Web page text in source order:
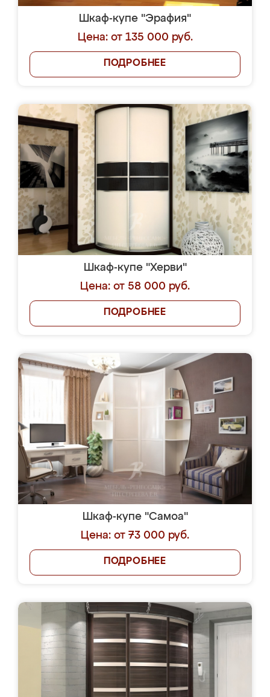
Шкаф-купе "Эрафия"
Цена: от 135 000 руб.
ПОДРОБНЕЕ
Шкаф-купе "Херви"
Цена: от 58 000 руб.
ПОДРОБНЕЕ
Шкаф-купе "Самоа"
Цена: от 73 000 руб.
ПОДРОБНЕЕ